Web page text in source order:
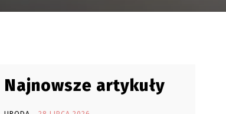
Najnowsze artykuły